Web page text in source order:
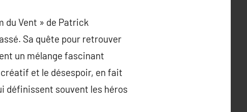
du Vent » de Patrick
Sa quête pour retrouver
un mélange fascinant
et le désespoir, en fait
définissent souvent les héros